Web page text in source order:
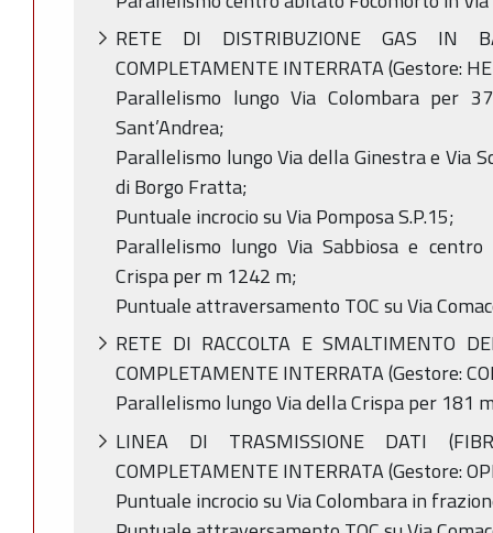
RETE DI DISTRIBUZIONE GAS IN
COMPLETAMENTE INTERRATA (Gestore:
Parallelismo lungo Via Colombara per
Sant’Andrea;
Parallelismo lungo Via della Ginestra e Via
di Borgo Fratta;
Puntuale incrocio su Via Pomposa S.P.15;
Parallelismo lungo Via Sabbiosa e
Crispa per m 1242 m;
Puntuale attraversamento TOC su Via
RETE DI RACCOLTA E SMALTIMENTO
COMPLETAMENTE INTERRATA (Gestore:
Parallelismo lungo Via della Crispa per 181
LINEA DI TRASMISSIONE DATI
COMPLETAMENTE INTERRATA (Gestore:
Puntuale incrocio su Via Colombara in